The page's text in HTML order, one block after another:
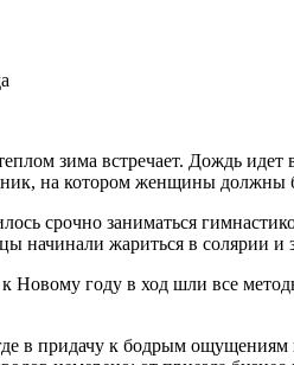
зима встречает. Дождь идет
на котором женщины должны
срочно заниматься
жариться в солярии и
году в ход шли все
в придачу к бодрым ощущениям